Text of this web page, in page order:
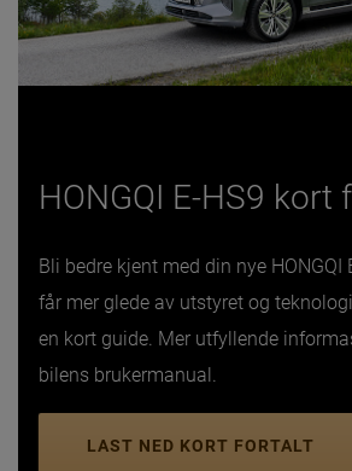
HONGQI E-HS9 kort
Bli bedre kjent med din nye HONGQI
får mer glede av utstyret og
en kort guide. Mer utfyllende
bilens brukermanual.
LAST NED KORT FORTALT